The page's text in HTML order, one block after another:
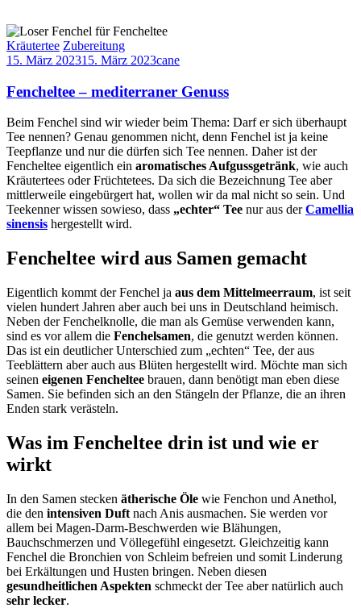
Kräutertee Zubereitung
15. März 202315. März 2023cane
Fencheltee – mediterraner Genuss
Beim Fenchel sind wir wieder beim Thema: Darf er sich überhaupt
Tee nennen? Genau genommen nicht, denn Fenchel ist ja keine
Teepflanze und nur die dürfen sich Tee nennen. Daher ist der
Fencheltee eigentlich ein aromatisches Aufgussgetränk, wie auch
Kräutertees oder Früchtetees. Da sich die Bezeichnung Tee aber
mittlerweile eingebürgert hat, wollen wir da mal nicht so sein. Und
Teekenner wissen sowieso, dass „echter“ Tee nur aus derCamellia
sinensis hergestellt wird.
Fencheltee wird aus Samen gemacht
Eigentlich kommt der Fenchel ja aus dem Mittelmeerraum, ist seit
vielen hundert Jahren aber auch bei uns in Deutschland heimisch.
Neben der Fenchelknolle, die man als Gemüse verwenden kann,
sind es vor allem die Fenchelsamen, die genutzt werden können.
Das ist ein deutlicher Unterschied zum „echten“ Tee, der aus
Teeblättern aber auch aus Blüten hergestellt wird. Möchte man sich
seinen eigenen Fencheltee brauen, dann benötigt man eben diese
Samen. Sie befinden sich an den Stängeln der Pflanze, die an ihren
Enden stark verästeln.
Was im Fencheltee drin ist und wie er
wirkt
In den Samen stecken ätherische Öle wie Fenchon und Anethol,
die den intensiven Duft nach Anis ausmachen. Sie werden vor
allem bei Magen-Darm-Beschwerden wie Blähungen,
Bauchschmerzen und Völlegefühl eingesetzt. Gleichzeitig kann
Fenchel die Bronchien von Schleim befreien und somit Linderung
bei Erkältungen und Husten bringen. Neben diesen
gesundheitlichen Aspekten schmeckt der Tee aber natürlich auch
sehr lecker.